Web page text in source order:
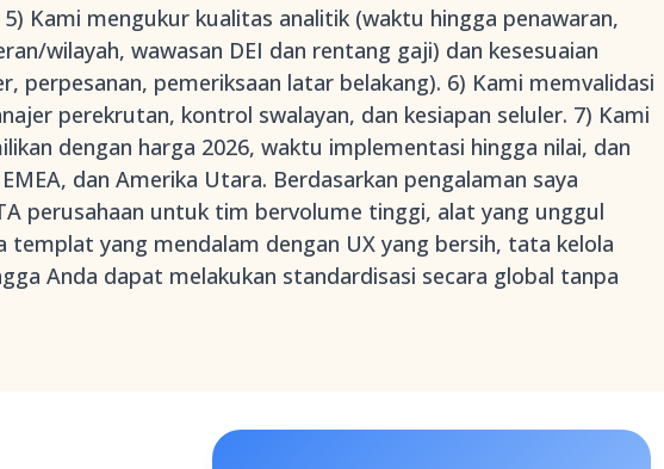
Kami mengukur kualitas analitik (waktu hingga penawaran,
wilayah, wawasan DEI dan rentang gaji) dan kesesuaian
perpesanan, pemeriksaan latar belakang). 6) Kami memvalidasi
perekrutan, kontrol swalayan, dan kesiapan seluler. 7) Kami
dengan harga 2026, waktu implementasi hingga nilai, dan
dan Amerika Utara. Berdasarkan pengalaman saya
perusahaan untuk tim bervolume tinggi, alat yang unggul
templat yang mendalam dengan UX yang bersih, tata kelola
Anda dapat melakukan standardisasi secara global tanpa